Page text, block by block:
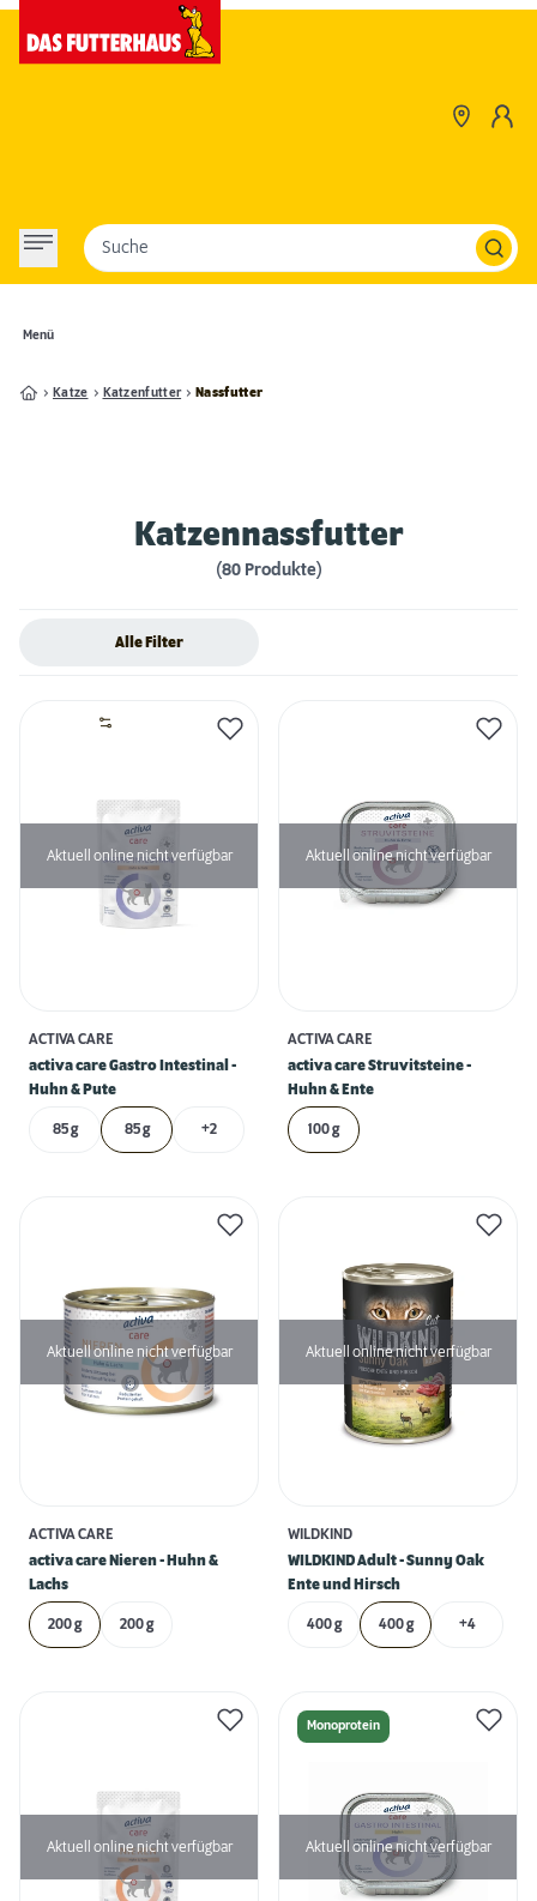
Menü
Suche
Katze Katzenfutter Nassfutter
Katzennassfutter
(80 Produkte)
Alle Filter
Aktuell online nicht verfügbar
ACTIVA CARE
activa care Gastro Intestinal -
Huhn & Pute
85 g 85 g +2
Aktuell online nicht verfügbar
ACTIVA CARE
activa care Struvitsteine -
Huhn & Ente
100 g
Aktuell online nicht verfügbar
ACTIVA CARE
activa care Nieren - Huhn &
Lachs
200 g 200 g
Aktuell online nicht verfügbar
WILDKIND
WILDKIND Adult - Sunny Oak
Ente und Hirsch
400 g 400 g +4
Aktuell online nicht verfügbar
Monoprotein
Aktuell online nicht verfügbar